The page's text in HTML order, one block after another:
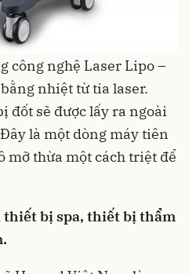
công nghệ Laser Lipo –
nhiệt từ tia laser.
đốt sẽ được lấy ra ngoài
là một dòng máy tiên
mỡ thừa một cách triệt để
thiết bị spa, thiết bị thẩm